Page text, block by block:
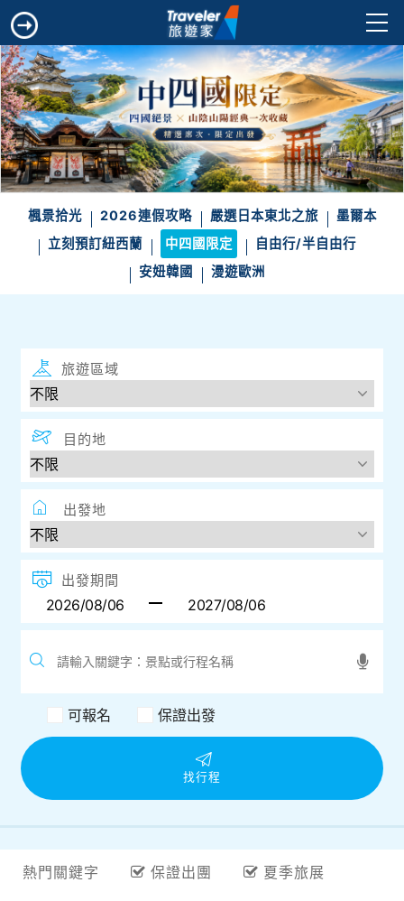
楓景拾光 2026連假攻略 嚴選日本東北之旅
墨爾本
立刻預訂紐西蘭
中四國限定
自由行/半自由行
安妞韓國
漫遊歐洲
旅遊區域
目的地
出發地
出發期間
可報名 保證出發
找行程
熱門關鍵字 保證出團 夏季旅展